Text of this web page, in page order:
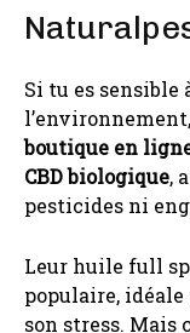
Si tu es sensible
boutique en
CBD biologique,
pesticides ni
Leur huile full
populaire,
son stress. Mais